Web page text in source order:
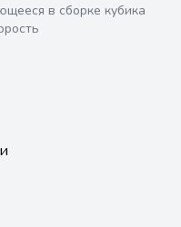
в сборке кубика